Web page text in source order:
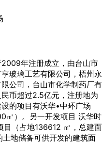
年注册成立，由台山市
玻璃工艺有限公司，梧州永
公司，台山市化学制药厂有
币超过2.5亿元，注册地为
的项目有沃华•中环广场
㎡）。另一开发项目 沃华时
目（占地136612 ㎡，总建面
地储备可供开发的建筑面